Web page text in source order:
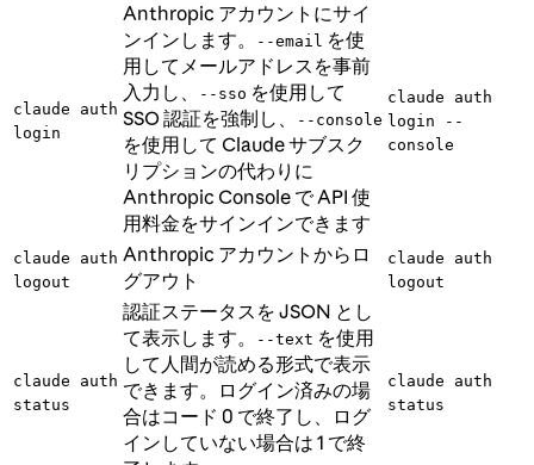
claude auth
login
Anthropic アカウントにサイ
ンインします。
--email を使
用してメールアドレスを事前
入力し、
--sso を使用して
SSO 認証を強制し、
--console
を使用して Claude サブスク
リプションの代わりに
Anthropic Console で API 使
用料金をサインインできます
claude auth
login --
console
claude auth
logout
Anthropic アカウントからロ
グアウト
claude auth
logout
claude auth
status
認証ステータスを JSON とし
て表示します。
--text を使用
して人間が読める形式で表示
できます。ログイン済みの場
合はコード 0 で終了し、ログ
インしていない場合は 1 で終
claude auth
status